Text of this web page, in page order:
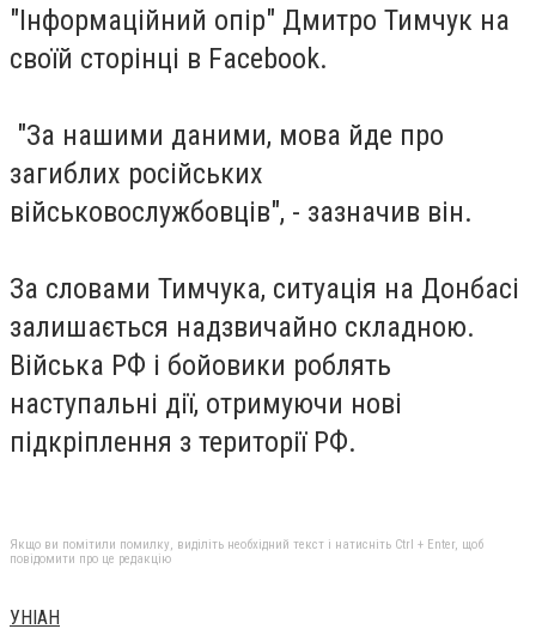
"Інформаційний опір" Дмитро Тимчук на
своїй сторінці в Facebook.
"За нашими даними, мова йде про
загиблих російських
військовослужбовців", - зазначив він.
За словами Тимчука, ситуація на Донбасі
залишається надзвичайно складною.
Війська РФ і бойовики роблять
наступальні дії, отримуючи нові
підкріплення з території РФ.
Якщо ви помітили помилку, виділіть необхідний текст і натисніть Ctrl + Enter, щоб
повідомити про це редакцію
УНІАН